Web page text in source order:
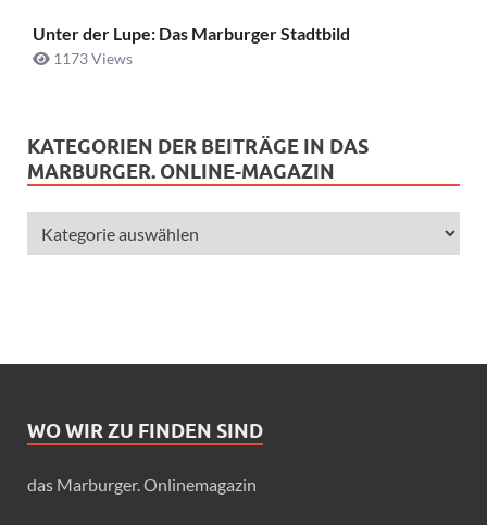
Unter der Lupe: Das Marburger Stadtbild
1173 Views
KATEGORIEN DER BEITRÄGE IN DAS
MARBURGER. ONLINE-MAGAZIN
WO WIR ZU FINDEN SIND
das Marburger. Onlinemagazin